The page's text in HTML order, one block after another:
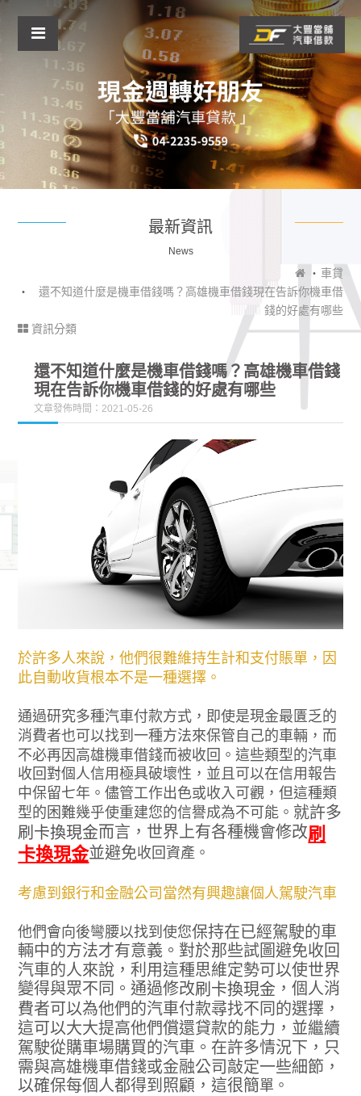
最新資訊
News
車貸
還不知道什麼是機車借錢嗎？高雄機車借錢現在告訴你機車借
錢的好處有哪些
資訊分類
還不知道什麼是機車借錢嗎？高雄機車借錢
現在告訴你機車借錢的好處有哪些
文章發佈時間：2021-05-26
於許多人來說，他們很難維持生計和支付賬單，因
此自動收貨根本不是一種選擇。
通過研究多種汽車付款方式，即使是現金最匱乏的
消費者也可以找到一種方法來保管自己的車輛，而
不必再因高雄機車借錢而被收回。這些類型的汽車
收回對個人信用極具破壞性，並且可以在信用報告
中保留七年。儘管工作出色或收入可觀，但這種類
型的困難幾乎使重建您的信譽成為不可能。 就許多
刷卡換現金而言，世界上有各種機會修改刷
卡換現金並避免收回資產。
考慮到銀行和金融公司當然有興趣讓個人駕駛汽車
他們會向後彎腰以找到使您保持在已經駕駛的車
輛中的方法才有意義。對於那些試圖避免收回
汽車的人來說，利用這種思維定勢可以使世界
變得與眾不同。通過修改刷卡換現金 ，個人消
費者可以為他們的汽車付款尋找不同的選擇，
這可以大大提高他們償還貸款的能力，並繼續
駕駛從購車場購買的汽車。在許多情況下，只
需與高雄機車借錢或金融公司敲定一些細節，
以確保每個人都得到照顧，這很簡單。